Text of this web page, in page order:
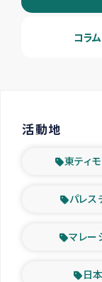
コラム
活動地
東ティ
パレス
マレー
日本